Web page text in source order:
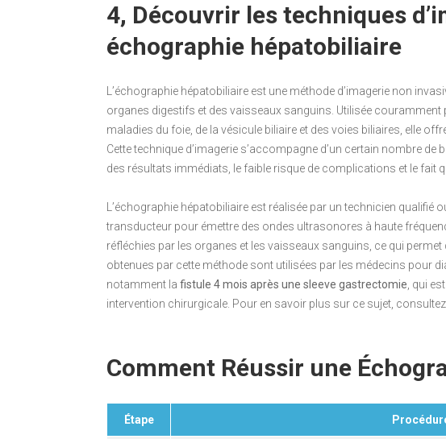
4, Découvrir les techniques
échographie hépatobiliaire
L’échographie hépatobiliaire est une méthode d’imagerie non
organes digestifs et des vaisseaux sanguins. Utilisée couramment
maladies du foie, de la vésicule biliaire et des voies biliaires, elle
Cette technique d’imagerie s’accompagne d’un certain nombre
des résultats immédiats, le faible risque de complications et le fait
L’échographie hépatobiliaire est réalisée par un technicien qualifié
transducteur pour émettre des ondes ultrasonores à haute
réfléchies par les organes et les vaisseaux sanguins, ce qui permet
obtenues par cette méthode sont utilisées par les médecins pour
notamment la fistule 4 mois après une sleeve gastrectomie , qui
intervention chirurgicale. Pour en savoir plus sur ce sujet,
Comment Réussir une
Étape